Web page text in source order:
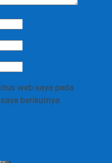
web saya pada
berikutnya.